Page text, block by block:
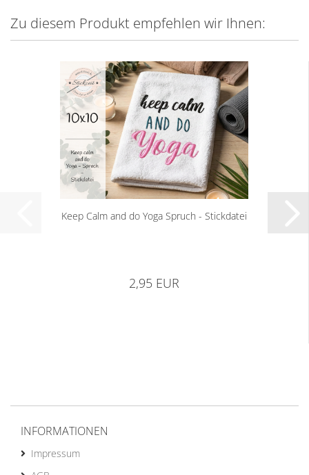
Zu diesem Produkt empfehlen wir Ihnen:
Keep Calm and do Yoga Spruch - Stickdatei
2,95 EUR
INFORMATIONEN
Impressum